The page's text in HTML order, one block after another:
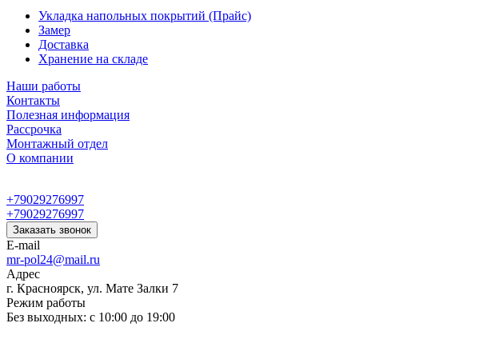
Укладка напольных покрытий (Прайс)
Замер
Доставка
Хранение на складе
Наши работы
Контакты
Полезная информация
Рассрочка
Монтажный отдел
О компании
+79029276997
+79029276997
Заказать звонок
E-mail
mr-pol24@mail.ru
Адрес
г. Красноярск, ул. Мате Залки 7
Режим работы
Без выходных: с 10:00 до 19:00